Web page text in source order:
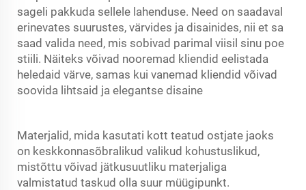
sageli pakkuda sellele lahenduse. Need on saadaval
erinevates suurustes, värvides ja disainides, nii et sa
saad valida need, mis sobivad parimal viisil sinu poe
stiili. Näiteks võivad nooremad kliendid eelistada
heledaid värve, samas kui vanemad kliendid võivad
soovida lihtsaid ja elegantse disaine
Materjalid, mida kasutati kott teatud ostjate jaoks
on keskkonnasõbralikud valikud kohustuslikud,
mistõttu võivad jätkusuutliku materjaliga
valmistatud taskud olla suur müügipunkt.